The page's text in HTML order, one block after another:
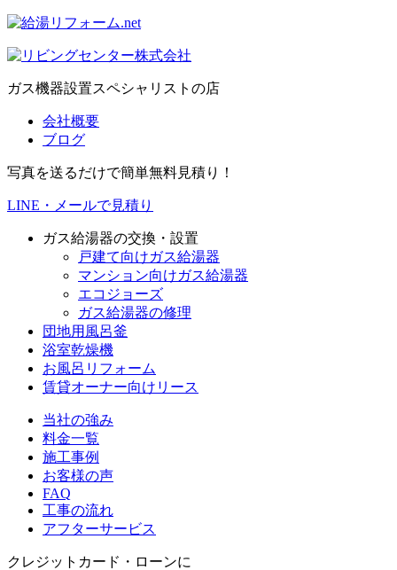
ガス機器設置スペシャリストの店
会社概要
ブログ
写真を送るだけで簡単無料見積り！
LINE・メールで見積り
ガス給湯器の交換・設置
戸建て向けガス給湯器
マンション向けガス給湯器
エコジョーズ
ガス給湯器の修理
団地用風呂釜
浴室乾燥機
お風呂リフォーム
賃貸オーナー向けリース
当社の強み
料金一覧
施工事例
お客様の声
FAQ
工事の流れ
アフターサービス
クレジットカード・ローンに